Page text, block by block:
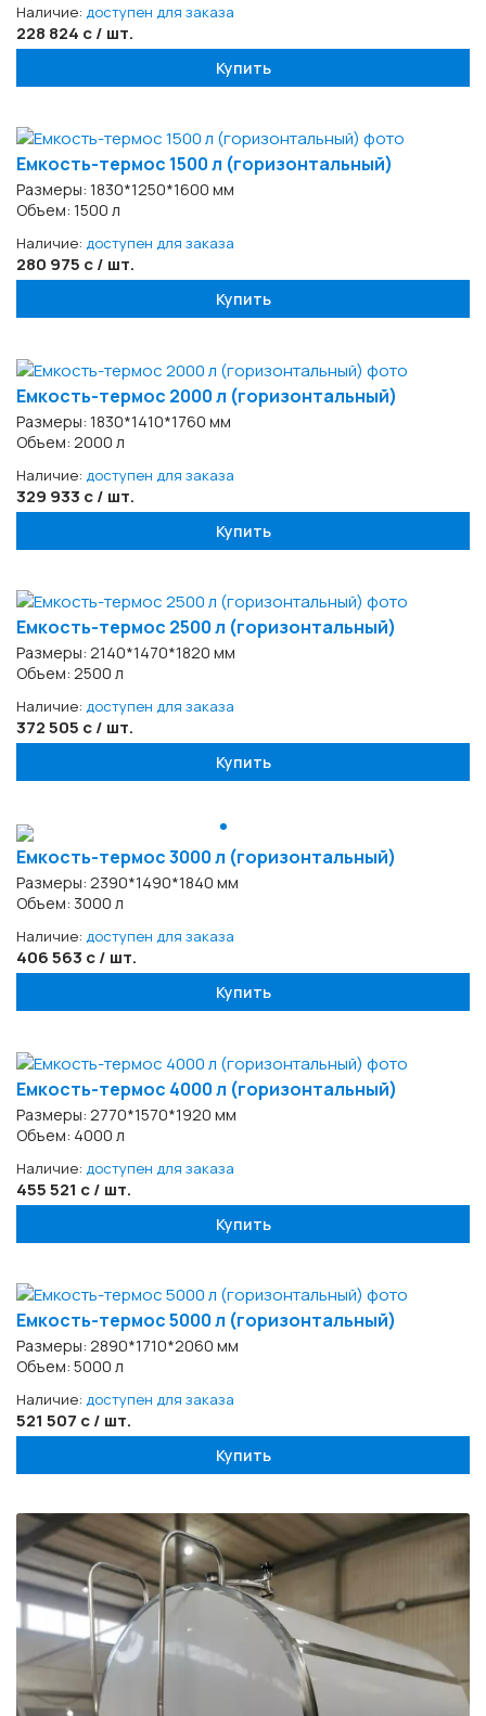
Наличие: доступен для заказа
228 824 с / шт.
Купить
Емкость-термос 1500 л (горизонтальный)
Размеры: 1830*1250*1600 мм
Объем: 1500 л
Наличие: доступен для заказа
280 975 с / шт.
Купить
Емкость-термос 2000 л (горизонтальный)
Размеры: 1830*1410*1760 мм
Объем: 2000 л
Наличие: доступен для заказа
329 933 с / шт.
Купить
Емкость-термос 2500 л (горизонтальный)
Размеры: 2140*1470*1820 мм
Объем: 2500 л
Наличие: доступен для заказа
372 505 с / шт.
Купить
Емкость-термос 3000 л (горизонтальный)
Размеры: 2390*1490*1840 мм
Объем: 3000 л
Наличие: доступен для заказа
406 563 с / шт.
Купить
Емкость-термос 4000 л (горизонтальный)
Размеры: 2770*1570*1920 мм
Объем: 4000 л
Наличие: доступен для заказа
455 521 с / шт.
Купить
Емкость-термос 5000 л (горизонтальный)
Размеры: 2890*1710*2060 мм
Объем: 5000 л
Наличие: доступен для заказа
521 507 с / шт.
Купить